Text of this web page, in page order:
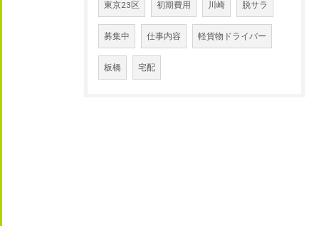
東京23区 初期費用 川崎 脱サラ
募集中 仕事内容 軽貨物ドライバー
板橋 宅配